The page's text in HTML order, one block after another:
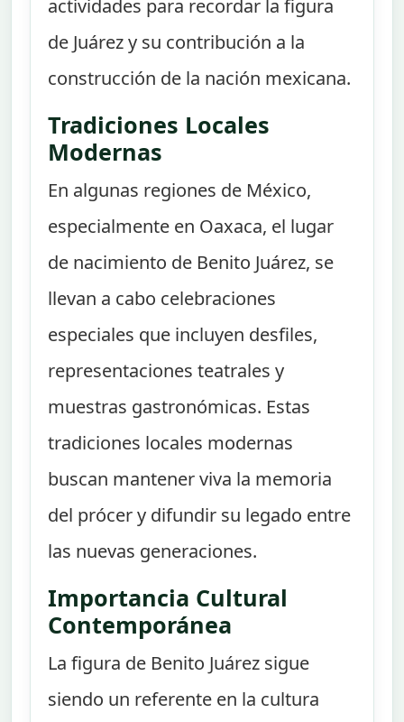
actividades para recordar la figura
de Juárez y su contribución a la
construcción de la nación mexicana.
Tradiciones Locales
Modernas
En algunas regiones de México,
especialmente en Oaxaca, el lugar
de nacimiento de Benito Juárez, se
llevan a cabo celebraciones
especiales que incluyen desfiles,
representaciones teatrales y
muestras gastronómicas. Estas
tradiciones locales modernas
buscan mantener viva la memoria
del prócer y difundir su legado entre
las nuevas generaciones.
Importancia Cultural
Contemporánea
La figura de Benito Juárez sigue
siendo un referente en la cultura